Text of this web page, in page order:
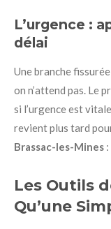
L’urgence :
délai
Une branche
on n’attend pas. Le
si l’urgence est
revient plus tard
Brassac-les-Mines
Les Outils
Qu’une